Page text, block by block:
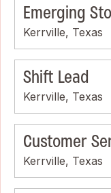
Emerging
Kerrville, Texas
Shift Lead
Kerrville, Texas
Customer
Kerrville, Texas